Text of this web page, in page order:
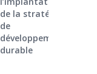
de la stratégie
de
développement
durable